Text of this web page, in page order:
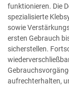
funktionieren. Die
spezialisierte
sowie
ersten Gebrauch
sicherstellen.
aufrechterhalten,